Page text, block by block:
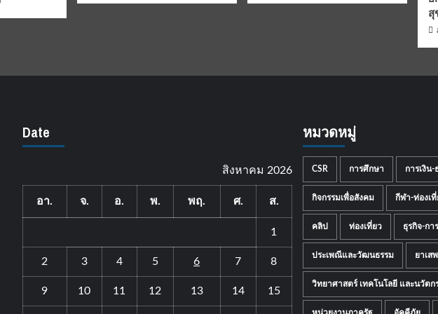
สุ
Date
สิงหาคม 2026
อา. จ. อ. พ. พฤ. ศ. ส.
1
2 3 4 5 6 7 8
9 10 11 12 13 14 15
หมวดหมู่
CSR การศึกษา การเงิน-
กิจกรรมเพื่อสังคม กีฬา-ท่องเที่
คลิป ท่องเที่ยว ธุรกิจ-กา
ประเพณีและวัฒนธรรม ยาเส
วิทยาศาสตร์ เทคโนโลยี และนวัตก